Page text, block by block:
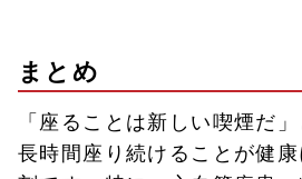
まとめ
「座ることは新しい喫煙だ
長時間座り続けることが健